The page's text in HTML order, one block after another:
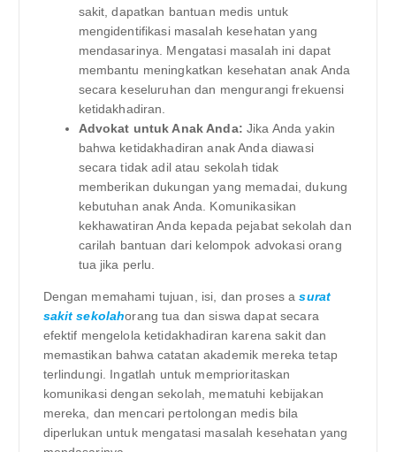
sakit, dapatkan bantuan medis untuk
mengidentifikasi masalah kesehatan yang
mendasarinya. Mengatasi masalah ini dapat
membantu meningkatkan kesehatan anak Anda
secara keseluruhan dan mengurangi frekuensi
ketidakhadiran.
Advokat untuk Anak Anda: Jika Anda yakin
bahwa ketidakhadiran anak Anda diawasi
secara tidak adil atau sekolah tidak
memberikan dukungan yang memadai, dukung
kebutuhan anak Anda. Komunikasikan
kekhawatiran Anda kepada pejabat sekolah dan
carilah bantuan dari kelompok advokasi orang
tua jika perlu.
Dengan memahami tujuan, isi, dan proses asurat
sakit sekolahorang tua dan siswa dapat secara
efektif mengelola ketidakhadiran karena sakit dan
memastikan bahwa catatan akademik mereka tetap
terlindungi. Ingatlah untuk memprioritaskan
komunikasi dengan sekolah, mematuhi kebijakan
mereka, dan mencari pertolongan medis bila
diperlukan untuk mengatasi masalah kesehatan yang